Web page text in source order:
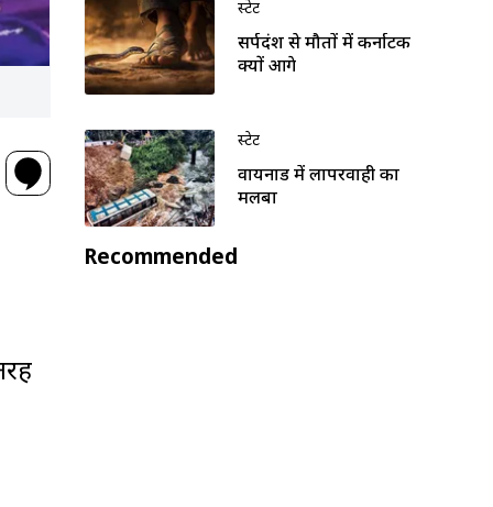
स्टेट
सर्पदंश से मौतों में कर्नाटक
क्यों आगे
स्टेट
वायनाड में लापरवाही का
मलबा
Recommended